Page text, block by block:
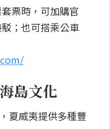
票時，可加購官
；也可搭乘公車
島文化
夏威夷提供多種豐